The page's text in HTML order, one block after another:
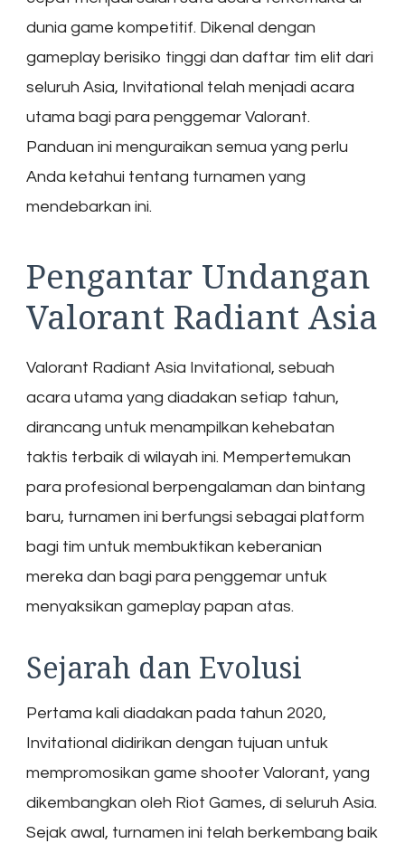
dunia game kompetitif. Dikenal dengan
gameplay berisiko tinggi dan daftar tim elit dari
seluruh Asia, Invitational telah menjadi acara
utama bagi para penggemar Valorant.
Panduan ini menguraikan semua yang perlu
Anda ketahui tentang turnamen yang
mendebarkan ini.
Pengantar Undangan
Valorant Radiant Asia
Valorant Radiant Asia Invitational, sebuah
acara utama yang diadakan setiap tahun,
dirancang untuk menampilkan kehebatan
taktis terbaik di wilayah ini. Mempertemukan
para profesional berpengalaman dan bintang
baru, turnamen ini berfungsi sebagai platform
bagi tim untuk membuktikan keberanian
mereka dan bagi para penggemar untuk
menyaksikan gameplay papan atas.
Sejarah dan Evolusi
Pertama kali diadakan pada tahun 2020,
Invitational didirikan dengan tujuan untuk
mempromosikan game shooter Valorant, yang
dikembangkan oleh Riot Games, di seluruh Asia.
Sejak awal, turnamen ini telah berkembang baik